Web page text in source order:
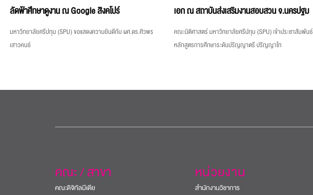
ลัดฟ้าศึกษาดูงาน ณ Google สิงคโปร์
มหาวิทยาลัยศรีปทุม (SPU) ขอแสดงความยินดีกับ ผศ.ดร.ศิวพร
เสาวคนธ์
เอก ณ สถาบันส่งเสริมงานสอบสวน จ.นครปฐม
คณะนิติศาสตร์ มหาวิทยาลัยศรีปทุม (SPU) เข้าประชาสัมพันธ์
หลักสูตรการศึกษาระดับปริญญาตรี ปริญญาโท
คณะ / สาขา
คณะดิจิทัลมีเดีย
หน่วยงาน
สำนักงานวิชาการ